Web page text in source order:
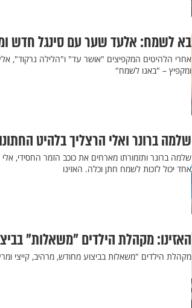
בא לשמח: אלעד שער עם סינגל חדש
אחרי הלהיטים המקפיצים "אושר עד" ו"הלילה נרקוד",
ומקפיץ – "באנו לשמח"
שלמה ברונר ואלי הרצליך בלהיט
שלמה ברונר ותזמורתו מארחים את כוכב הזמר החסידי,
אחד יכול לזכות לשמח חתן וכלה. האזינו
האזינו: מקהלת הילדים "משאלות"
מקהלת הילדים "משאלות בביצוע מחודש, מרהיב, קייצי